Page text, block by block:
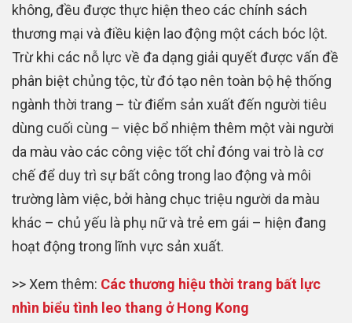
không, đều được thực hiện theo các chính sách
thương mại và điều kiện lao động một cách bóc lột.
Trừ khi các nỗ lực về đa dạng giải quyết được vấn đề
phân biệt chủng tộc, từ đó tạo nên toàn bộ hệ thống
ngành thời trang – từ điểm sản xuất đến người tiêu
dùng cuối cùng – việc bổ nhiệm thêm một vài người
da màu vào các công việc tốt chỉ đóng vai trò là cơ
chế để duy trì sự bất công trong lao động và môi
trường làm việc, bởi hàng chục triệu người da màu
khác – chủ yếu là phụ nữ và trẻ em gái – hiện đang
hoạt động trong lĩnh vực sản xuất.
>> Xem thêm: Các thương hiệu thời trang bất lực
nhìn biểu tình leo thang ở Hong Kong